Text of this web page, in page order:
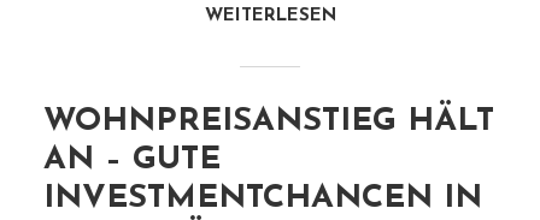
WEITERLESEN
WOHNPREISANSTIEG HÄLT
AN – GUTE
INVESTMENTCHANCEN IN